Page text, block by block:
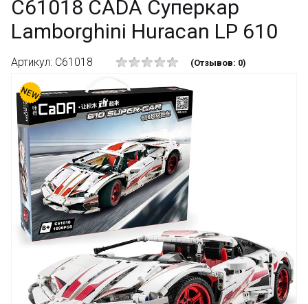
C61018 CADA Суперкар
Lamborghini Huracan LP 610
Артикул: C61018 (Отзывов: 0)